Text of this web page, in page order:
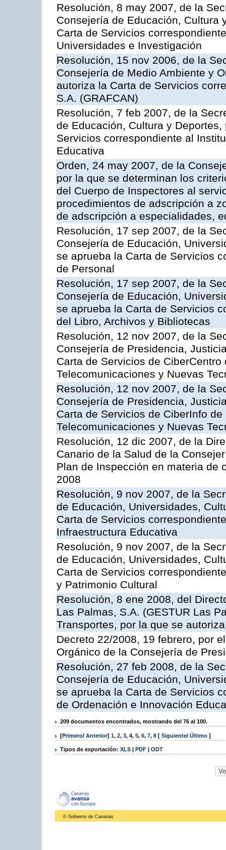
Resolución, 8 may 2007, de la
Consejería de Educación, Cultura
Carta de Servicios
Universidades e Investigación
Resolución, 15 nov 2006, de la
Consejería de Medio Ambiente y
autoriza la Carta de Servicios
S.A. (GRAFCAN)
Resolución, 7 feb 2007, de la
de Educación, Cultura y
Servicios correspondiente al
Educativa
Orden, 24 may 2007, de la
por la que se determinan los
del Cuerpo de Inspectores al
procedimientos de adscripción a
de adscripción a especialidades,
Resolución, 17 sep 2007, de la
Consejería de Educación,
se aprueba la Carta de Servicios
de Personal
Resolución, 17 sep 2007, de la
Consejería de Educación,
se aprueba la Carta de Servicios
del Libro, Archivos y Bibliotecas
Resolución, 12 nov 2007, de la
Consejería de Presidencia,
Carta de Servicios de
Telecomunicaciones y Nuevas
Resolución, 12 nov 2007, de la
Consejería de Presidencia,
Carta de Servicios de CiberInfo
Telecomunicaciones y Nuevas
Resolución, 12 dic 2007, de la
Canario de la Salud de la
Plan de Inspección en materia de
2008
Resolución, 9 nov 2007, de la
de Educación, Universidades,
Carta de Servicios
Infraestructura Educativa
Resolución, 9 nov 2007, de la
de Educación, Universidades,
Carta de Servicios
y Patrimonio Cultural
Resolución, 8 ene 2008, del
Las Palmas, S.A. (GESTUR Las
Transportes, por la que se
Decreto 22/2008, 19 febrero, por
Orgánico de la Consejería de
Resolución, 27 feb 2008, de la
Consejería de Educación,
se aprueba la Carta de Servicios
de Ordenación e Innovación
209 documentos encontrados, mostrando del 76 al 100.
[Primero/ Anterior] 1, 2, 3, 4, 5, 6, 7, 8 [ Siguiente/ Último ]
Tipos de exportación: XLS | PDF | ODT
© Gobierno de Canarias